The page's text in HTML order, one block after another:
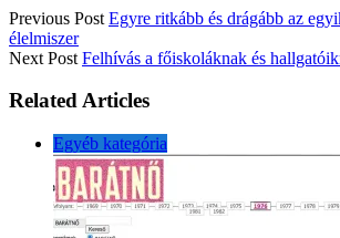
Previous Post Egyre ritkább és drágább az
élelmiszer
Next Post Felhívás a főiskoláknak és
Related Articles
Egyéb kategória